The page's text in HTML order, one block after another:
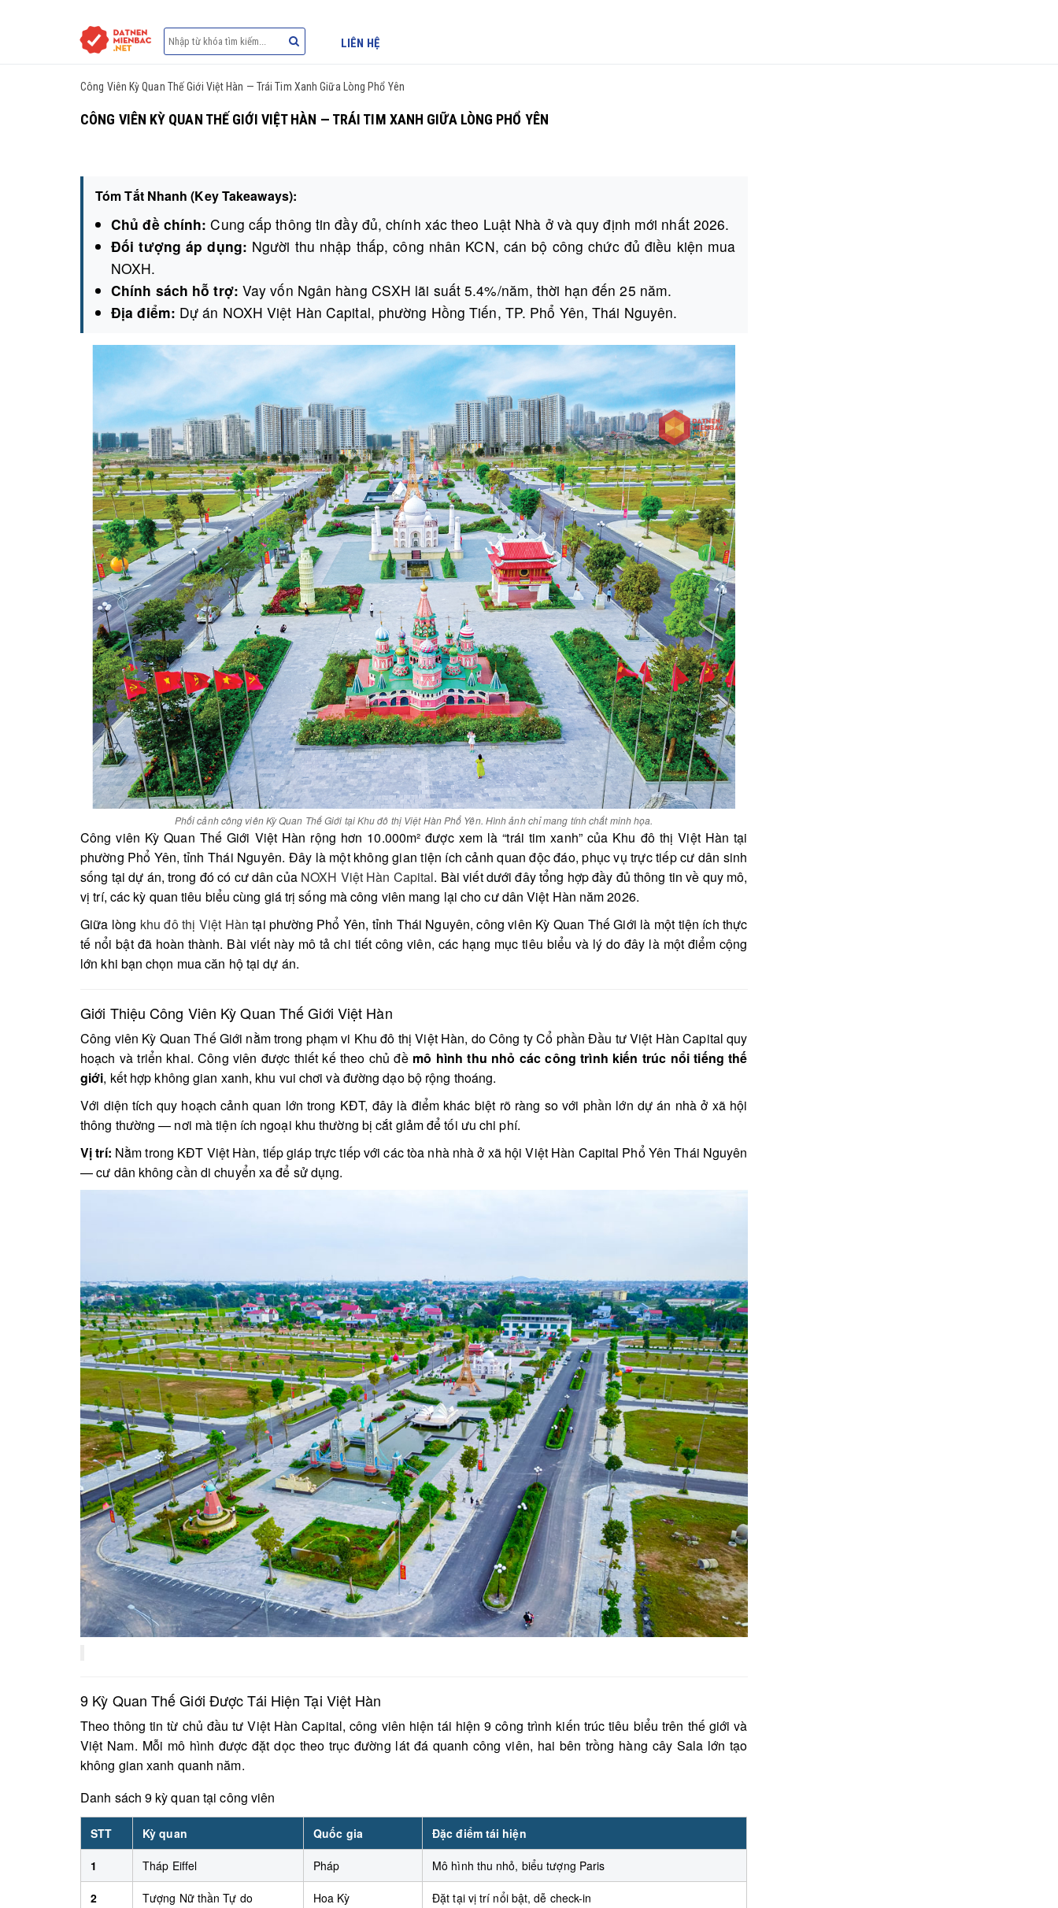
LIÊN HỆ
Công Viên Kỳ Quan Thế Giới Việt Hàn — Trái Tim Xanh Giữa Lòng Phổ Yên
CÔNG VIÊN KỲ QUAN THẾ GIỚI VIỆT HÀN — TRÁI TIM XANH GIỮA LÒNG PHỔ YÊN
Tóm Tắt Nhanh (Key Takeaways):
Chủ đề chính: Cung cấp thông tin đầy đủ, chính xác theo Luật Nhà ở và quy định mới nhất 2026.
Đối tượng áp dụng: Người thu nhập thấp, công nhân KCN, cán bộ công chức đủ điều kiện mua
NOXH.
Chính sách hỗ trợ: Vay vốn Ngân hàng CSXH lãi suất 5.4%/năm, thời hạn đến 25 năm.
Địa điểm: Dự án NOXH Việt Hàn Capital, phường Hồng Tiến, TP. Phổ Yên, Thái Nguyên.
Phối cảnh công viên Kỳ Quan Thế Giới tại Khu đô thị Việt Hàn Phổ Yên. Hình ảnh chỉ mang tính chất minh họa.
Công viên Kỳ Quan Thế Giới Việt Hàn rộng hơn 10.000m² được xem là “trái tim xanh” của Khu đô thị Việt Hàn tại
phường Phổ Yên, tỉnh Thái Nguyên. Đây là một không gian tiện ích cảnh quan độc đáo, phục vụ trực tiếp cư dân sinh
sống tại dự án, trong đó có cư dân của NOXH Việt Hàn Capital. Bài viết dưới đây tổng hợp đầy đủ thông tin về quy mô,
vị trí, các kỳ quan tiêu biểu cùng giá trị sống mà công viên mang lại cho cư dân Việt Hàn năm 2026.
Giữa lòng khu đô thị Việt Hàn tại phường Phổ Yên, tỉnh Thái Nguyên, công viên Kỳ Quan Thế Giới là một tiện ích thực
tế nổi bật đã hoàn thành. Bài viết này mô tả chi tiết công viên, các hạng mục tiêu biểu và lý do đây là một điểm cộng
lớn khi bạn chọn mua căn hộ tại dự án.
Giới Thiệu Công Viên Kỳ Quan Thế Giới Việt Hàn
Công viên Kỳ Quan Thế Giới nằm trong phạm vi Khu đô thị Việt Hàn, do Công ty Cổ phần Đầu tư Việt Hàn Capital quy
hoạch và triển khai. Công viên được thiết kế theo chủ đề mô hình thu nhỏ các công trình kiến trúc nổi tiếng thế
giới, kết hợp không gian xanh, khu vui chơi và đường dạo bộ rộng thoáng.
Với diện tích quy hoạch cảnh quan lớn trong KĐT, đây là điểm khác biệt rõ ràng so với phần lớn dự án nhà ở xã hội
thông thường — nơi mà tiện ích ngoại khu thường bị cắt giảm để tối ưu chi phí.
Vị trí: Nằm trong KĐT Việt Hàn, tiếp giáp trực tiếp với các tòa nhà nhà ở xã hội Việt Hàn Capital Phổ Yên Thái Nguyên
— cư dân không cần di chuyển xa để sử dụng.
9 Kỳ Quan Thế Giới Được Tái Hiện Tại Việt Hàn
Theo thông tin từ chủ đầu tư Việt Hàn Capital, công viên hiện tái hiện 9 công trình kiến trúc tiêu biểu trên thế giới và
Việt Nam. Mỗi mô hình được đặt dọc theo trục đường lát đá quanh công viên, hai bên trồng hàng cây Sala lớn tạo
không gian xanh quanh năm.
Danh sách 9 kỳ quan tại công viên
STT Kỳ quan Quốc gia Đặc điểm tái hiện
1 Tháp Eiffel Pháp Mô hình thu nhỏ, biểu tượng Paris
2 Tượng Nữ thần Tự do Hoa Kỳ Đặt tại vị trí nổi bật, dễ check-in